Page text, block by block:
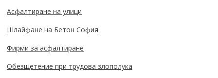
Асфалтиране на улици
Шлайфане на Бетон София
Фирми за асфалтиране
Обезщетение при трудова злополука